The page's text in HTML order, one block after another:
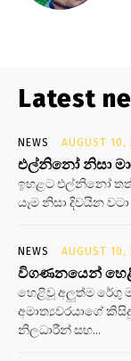
Latest
NEWS AUGUST 10,
එල්නිනෝ නිසා
ඉහළට එල්නිනෝ
යෑම නිසා දිවයින
NEWS AUGUST 10,
විගණනයෙන්
හෙළිවූ අලුත්ම රේගු
අමාත්‍යවරයාගේ
නිලධාරීන් සහ...